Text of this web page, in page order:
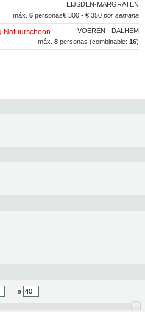
EIJSDEN-MARGRATEN
€ 300 - € 350 por semana
máx. 6 personas
VOEREN - DALHEM
Natuurschoon
máx. 8 personas (combinable: 16)
a